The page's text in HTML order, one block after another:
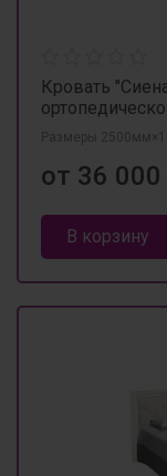
Кровать
Размеры
от 36
В корзину